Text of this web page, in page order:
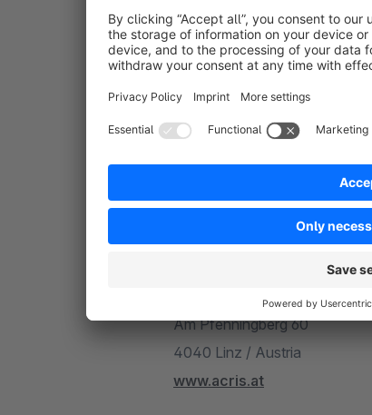
Kontakt
Sie haben Fragen zum
Wünsche und
ACRIS E-Commerce GmbH
Am Pfenningberg 60
4040 Linz / Austria
www.acris.at